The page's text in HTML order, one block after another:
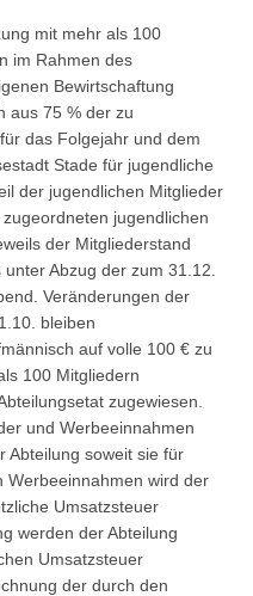
mit mehr als 100
im Rahmen des
Bewirtschaftung
aus 75 % der zu
das Folgejahr und dem
Stade für jugendliche
der jugendlichen Mitglieder
jugendlichen
der Mitgliederstand
Abzug der zum 31.12.
Veränderungen der
bleiben
auf volle 100 € zu
100 Mitgliedern
zugewiesen.
und Werbeeinnahmen
Abteilung soweit sie für
Werbeeinnahmen wird der
Umsatzsteuer
werden der Abteilung
Umsatzsteuer
der durch den